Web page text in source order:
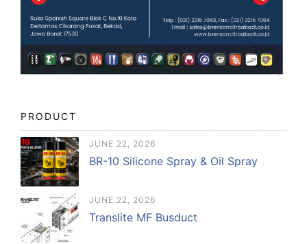
PRODUCT
JUNE 22, 2026
BR-10 Silicone Spray & Oil Spray
JUNE 22, 2026
Translite MF Busduct